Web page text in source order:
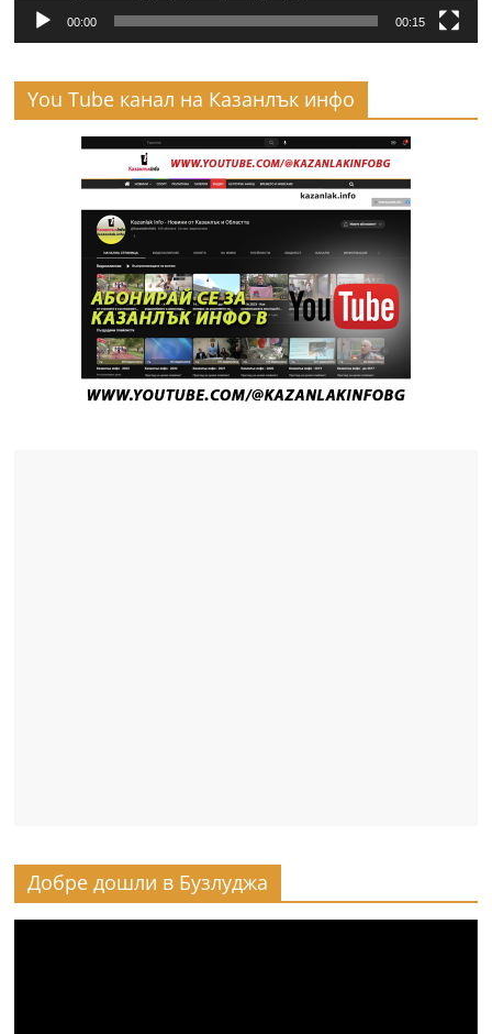
00:00 00:15
You Tube канал на Казанлък инфо
Добре дошли в Бузлуджа